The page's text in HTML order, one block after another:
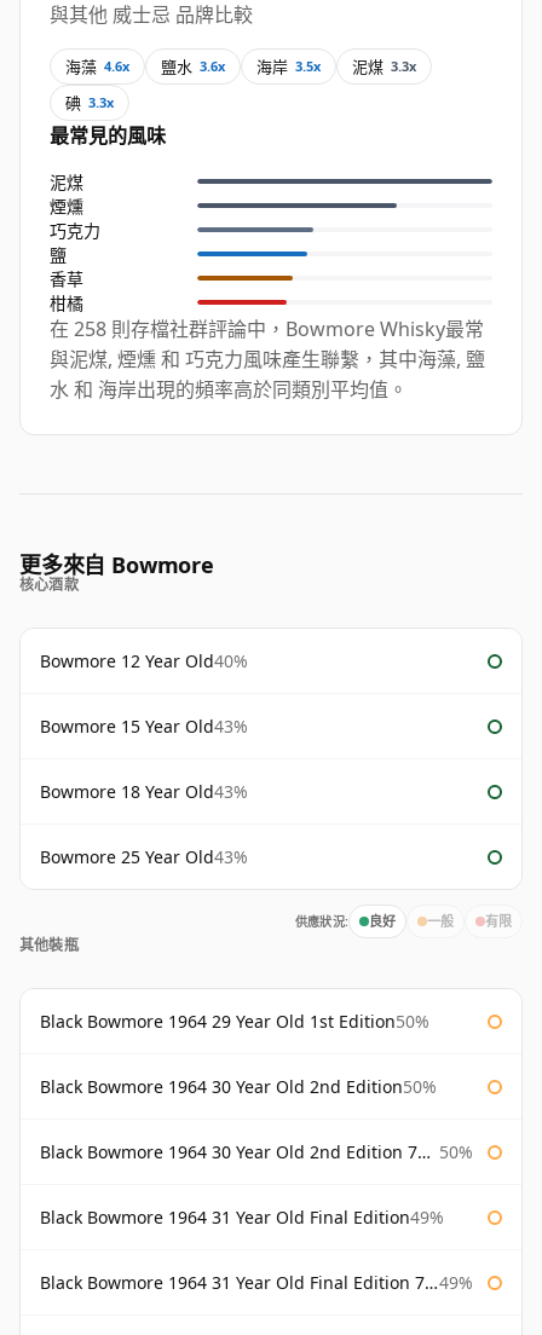
與其他 威士忌 品牌比較
海藻 4.6x 鹽水 3.6x 海岸 3.5x 泥煤 3.3x
碘 3.3x
最常見的風味
泥煤
煙燻
巧克力
鹽
香草
柑橘
在 258 則存檔社群評論中，Bowmore Whisky最常
與泥煤, 煙燻 和 巧克力風味產生聯繫，其中海藻, 鹽
水 和 海岸出現的頻率高於同類別平均值。
更多來自 Bowmore
核心酒款
Bowmore 12 Year Old40%
Bowmore 15 Year Old43%
Bowmore 18 Year Old43%
Bowmore 25 Year Old43%
供應狀況: 良好 一般 有限
其他裝瓶
Black Bowmore 1964 29 Year Old 1st Edition50%
Black Bowmore 1964 30 Year Old 2nd Edition50%
Black Bowmore 1964 30 Year Old 2nd Edition 75cl 50%
Black Bowmore 1964 31 Year Old Final Edition49%
Black Bowmore 1964 31 Year Old Final Edition 75cl 49%